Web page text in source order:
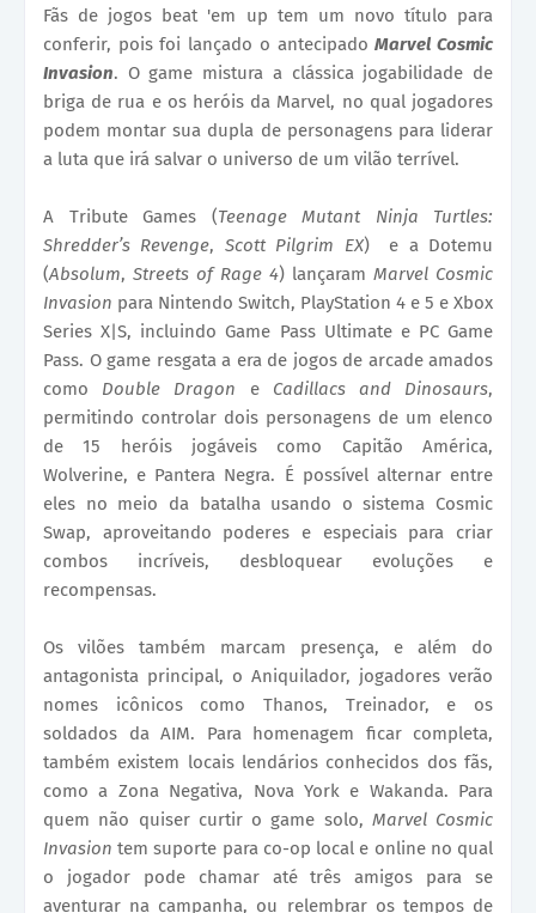
Fãs de jogos beat 'em up tem um novo título para
conferir, pois foi lançado o antecipadoMarvel Cosmic
Invasion. O game mistura a clássica jogabilidade de
briga de rua e os heróis da Marvel, no qual jogadores
podem montar sua dupla de personagens para liderar
a luta que irá salvar o universo de um vilão terrível.
A Tribute Games (Teenage Mutant Ninja Turtles:
Shredder’s Revenge, Scott Pilgrim EX) e a Dotemu
(Absolum, Streets of Rage 4) lançaram Marvel Cosmic
Invasion para Nintendo Switch, PlayStation 4 e 5 e Xbox
Series X|S, incluindo Game Pass Ultimate e PC Game
Pass. O game resgata a era de jogos de arcade amados
como Double Dragon e Cadillacs and Dinosaurs,
permitindo controlar dois personagens de um elenco
de 15 heróis jogáveis como Capitão América,
Wolverine, e Pantera Negra. É possível alternar entre
eles no meio da batalha usando o sistema Cosmic
Swap, aproveitando poderes e especiais para criar
combos incríveis, desbloquear evoluções e
recompensas.
Os vilões também marcam presença, e além do
antagonista principal, o Aniquilador, jogadores verão
nomes icônicos como Thanos, Treinador, e os
soldados da AIM. Para homenagem ficar completa,
também existem locais lendários conhecidos dos fãs,
como a Zona Negativa, Nova York e Wakanda. Para
quem não quiser curtir o game solo, Marvel Cosmic
Invasion tem suporte para co-op local e online no qual
o jogador pode chamar até três amigos para se
aventurar na campanha, ou relembrar os tempos de